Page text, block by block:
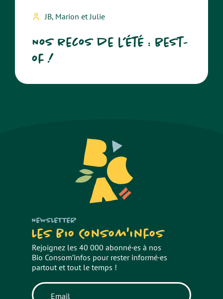
JB, Marion et Julie
Nos recos de l’été : best-
of !
NEWSLETTER
Les Bio Consom'infos
Rejoignez les 40 000 abonné·es à nos
Bio Consom’infos pour rester informé·es
partout et tout le temps !